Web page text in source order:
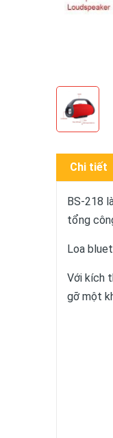
Chi tiết
BS-218
tổng
Loa
Với kích
gỡ một